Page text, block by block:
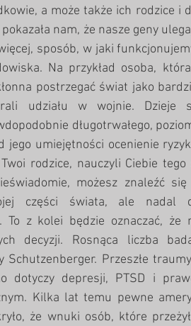
a może także ich rodzice i
nam, że nasze geny
sposób, w jaki
Na przykład osoba,
postrzegać świat jako
udziału w wojnie. Dzieje
długotrwałego,
jego umiejętności ocenienie
rodzice, nauczyli Ciebie
możesz znaleźć
części świata, ale nadal
To z kolei będzie oznaczać,
decyzji. Rosnąca liczba
Schutzenberger. Przeszłe
dotyczy depresji, PTSD i
Kilka lat temu pewne
że wnuki osób, które